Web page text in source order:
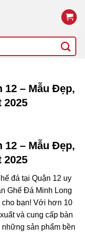
12 – Mẫu Đẹp,
2025
12 – Mẫu Đẹp,
2025
đá tại Quận 12 uy
Ghế Đá Minh Long
bạn! Với hơn 10
và cung cấp bàn
sản phẩm bền